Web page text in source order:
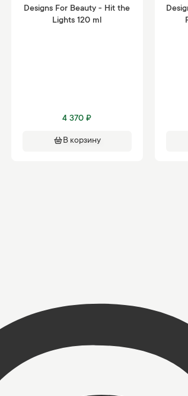
Designs For Beauty - Hit the
Lights 120 ml
4 370 ₽
В корзину